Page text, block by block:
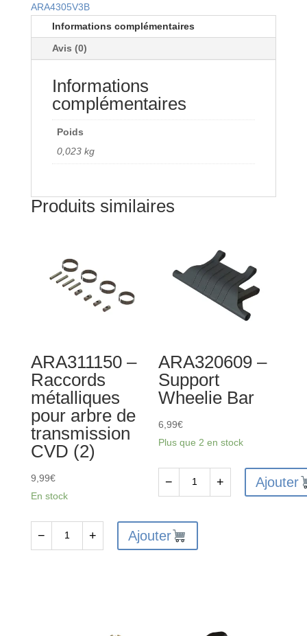
ARA4305V3B
Informations complémentaires
Avis (0)
Informations
complémentaires
Poids
0,023 kg
Produits similaires
ARA311150 –
Raccords
métalliques
pour arbre de
transmission
CVD (2)
9,99€
En stock
− + Ajouter
ARA320609 –
Support
Wheelie Bar
6,99€
Plus que 2 en stock
ARA320609
-
− + Ajouter